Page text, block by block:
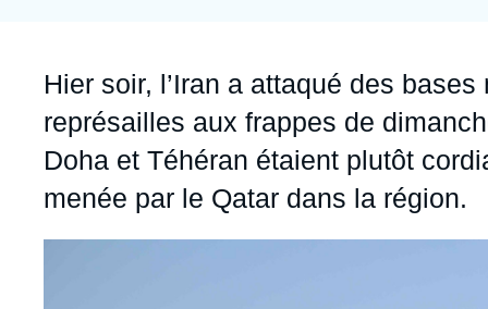
Accroche
Hier soir, l’Iran a attaqué des
représailles aux frappes de
Doha et Téhéran étaient plutôt
menée par le Qatar dans la région.